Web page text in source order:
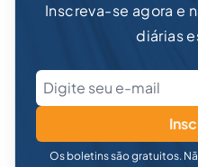
Inscreva-se agora e
diárias
Os boletins são gratuitos.